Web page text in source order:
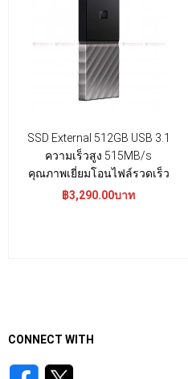
SSD External 512GB USB 3.1
ความเร็วสูง 515MB/s
คุณภาพเยี่ยมโอนไฟล์รวดเร็ว
฿3,290.00บาท
CONNECT WITH